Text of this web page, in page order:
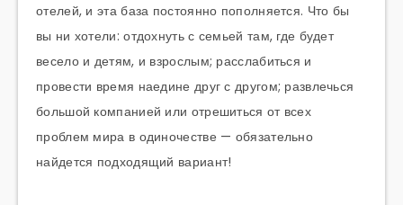
отелей, и эта база постоянно пополняется. Что бы
вы ни хотели: отдохнуть с семьей там, где будет
весело и детям, и взрослым; расслабиться и
провести время наедине друг с другом; развлечься
большой компанией или отрешиться от всех
проблем мира в одиночестве — обязательно
найдется подходящий вариант!